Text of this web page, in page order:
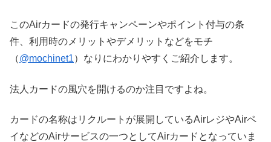
このAirカードの発行キャンペーンやポイント付与の条
件、利用時のメリットやデメリットなどをモチ
（@mochinet1）なりにわかりやすくご紹介します。
法人カードの風穴を開けるのか注目ですよね。
カードの名称はリクルートが展開しているAirレジやAirペ
イなどのAirサービスの一つとしてAirカードとなっていま